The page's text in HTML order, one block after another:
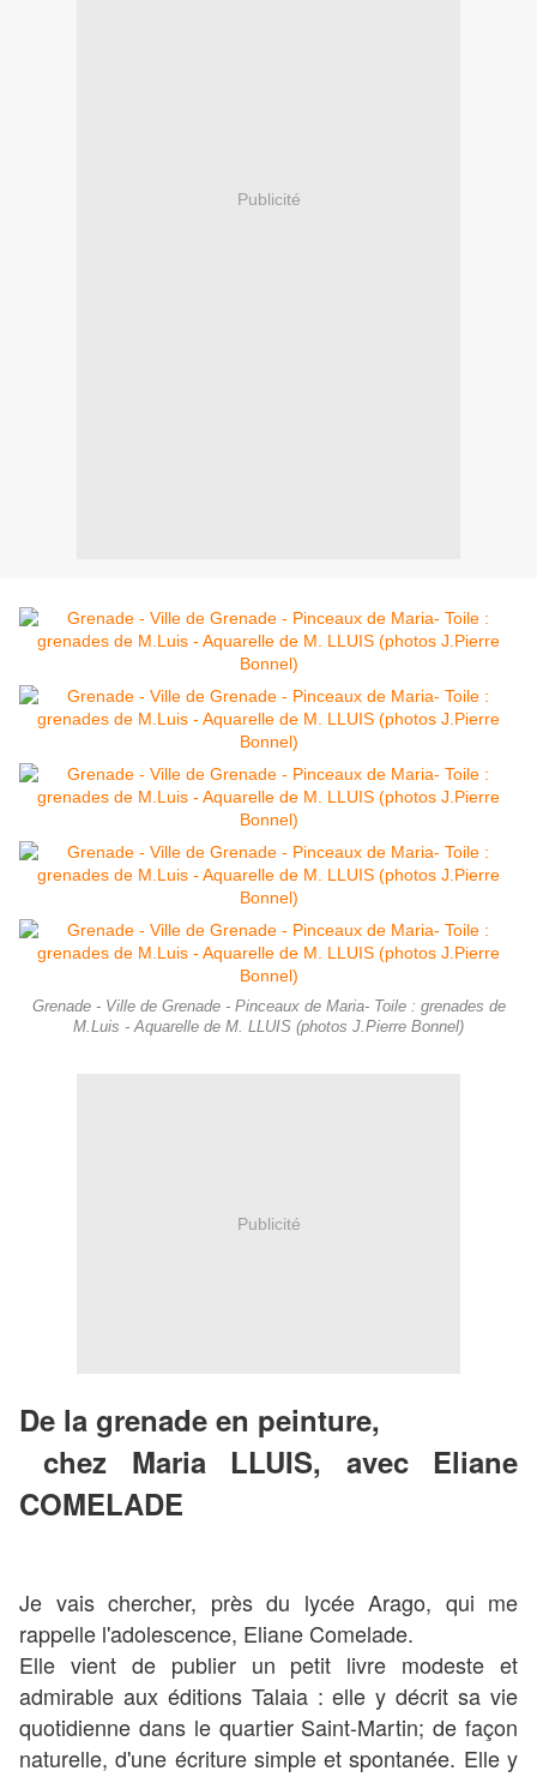
Publicité
Grenade - Ville de Grenade - Pinceaux de Maria- Toile : grenades de
M.Luis - Aquarelle de M. LLUIS (photos J.Pierre Bonnel)
Publicité
De la grenade en peinture,
chez Maria LLUIS, avec Eliane
COMELADE
Je vais chercher, près du lycée Arago, qui me
rappelle l'adolescence, Eliane Comelade.
Elle vient de publier un petit livre modeste et
admirable aux éditions Talaia : elle y décrit sa vie
quotidienne dans le quartier Saint-Martin; de façon
naturelle, d'une écriture simple et spontanée. Elle y